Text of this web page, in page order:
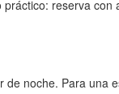
reserva
noche. Para una